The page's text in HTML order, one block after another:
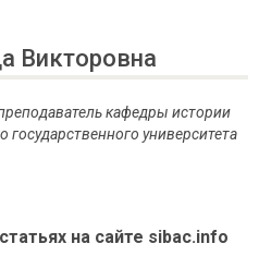
Викторовна
кафедры истории
государственного университета
на сайте sibac.info